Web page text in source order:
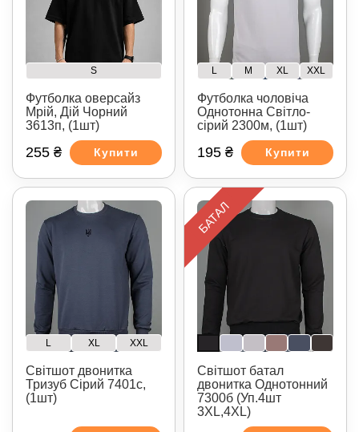
S
Футболка оверсайз
Мрій, Дій Чорний
3613п, (1шт)
255 ₴ Купити
L M XL XXL
Футболка чоловіча
Однотонна Світло-
сірий 2300м, (1шт)
195 ₴ Купити
L XL XXL
Світшот двонитка
Тризуб Сірий 7401с,
(1шт)
БАТАЛ
Світшот батал
двонитка Однотонний
7300б (Уп.4шт
3XL,4XL)